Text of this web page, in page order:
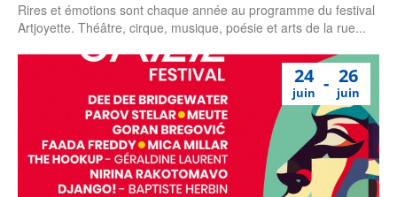
Rires et émotions sont chaque année au programme du festival
Artjoyette. Théâtre, cirque, musique, poésie et arts de la rue...
24
juin
26
juin